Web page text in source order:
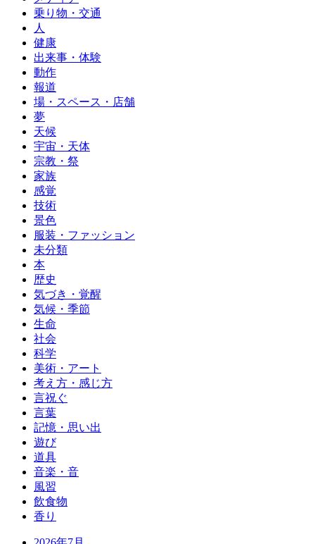
乗り物・交通
人
健康
出来事・体験
動作
報道
場・スペース・店舗
夢
天候
宇宙・天体
宗教・祭
家族
感覚
技術
景色
服装・ファッション
未分類
本
歴史
気づき・覚醒
気候・季節
生命
社会
科学
美術・アート
考え方・感じ方
言祝ぐ
言葉
記憶・思い出
遊び
道具
音楽・音
風習
飲食物
香り